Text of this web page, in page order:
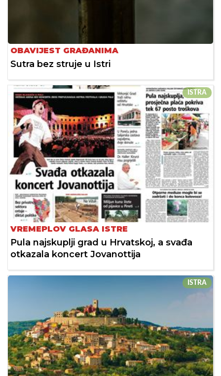
OBAVIJEST GRAĐANIMA
Sutra bez struje u Istri
ISTRA
VREMEPLOV GLASA ISTRE
Pula najskuplji grad u Hrvatskoj, a svađa
otkazala koncert Jovanottija
ISTRA